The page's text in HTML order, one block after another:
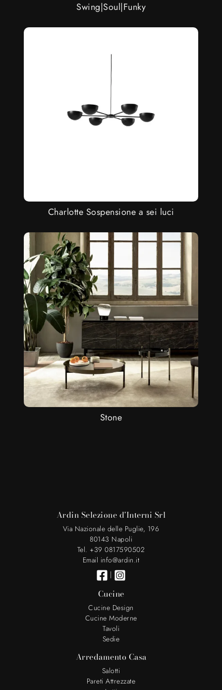
Swing|Soul|Funky
Charlotte Sospensione a sei luci
Stone
Ardin Selezione d'Interni Srl
Via Nazionale delle Puglie, 196
80143 Napoli
Tel. +39 0817590502
Email info@ardin.it
|
Cucine
Cucine Design
Cucine Moderne
Tavoli
Sedie
Arredamento Casa
Salotti
Pareti Attrezzate